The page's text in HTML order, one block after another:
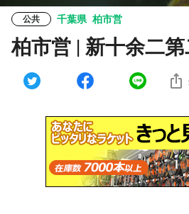
公共 千葉県 柏市営
柏市営 | 新十余二